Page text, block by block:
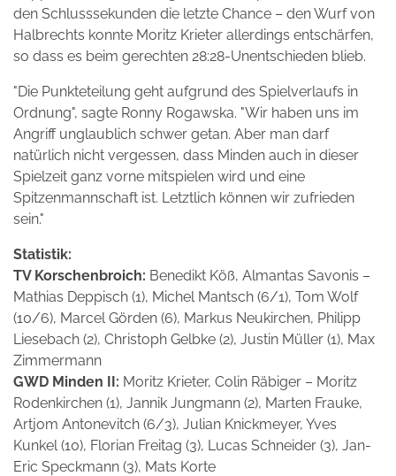
den Schlusssekunden die letzte Chance – den Wurf von
Halbrechts konnte Moritz Krieter allerdings entschärfen,
so dass es beim gerechten 28:28-Unentschieden blieb.
"Die Punkteteilung geht aufgrund des Spielverlaufs in
Ordnung", sagte Ronny Rogawska. "Wir haben uns im
Angriff unglaublich schwer getan. Aber man darf
natürlich nicht vergessen, dass Minden auch in dieser
Spielzeit ganz vorne mitspielen wird und eine
Spitzenmannschaft ist. Letztlich können wir zufrieden
sein."
Statistik:
TV Korschenbroich: Benedikt Köß, Almantas Savonis –
Mathias Deppisch (1), Michel Mantsch (6/1), Tom Wolf
(10/6), Marcel Görden (6), Markus Neukirchen, Philipp
Liesebach (2), Christoph Gelbke (2), Justin Müller (1), Max
Zimmermann
GWD Minden II: Moritz Krieter, Colin Räbiger – Moritz
Rodenkirchen (1), Jannik Jungmann (2), Marten Frauke,
Artjom Antonevitch (6/3), Julian Knickmeyer, Yves
Kunkel (10), Florian Freitag (3), Lucas Schneider (3), Jan-
Eric Speckmann (3), Mats Korte